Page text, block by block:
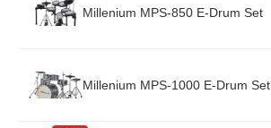
Millenium MPS-850 E-Drum Set
Millenium MPS-1000 E-Drum Set